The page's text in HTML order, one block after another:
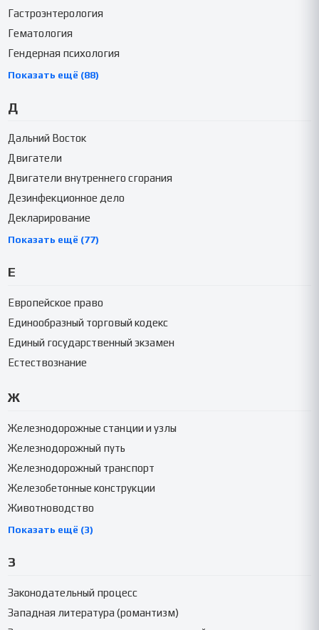
Гастроэнтерология
Гематология
Гендерная психология
Показать ещё (88)
Д
Дальний Восток
Двигатели
Двигатели внутреннего сгорания
Дезинфекционное дело
Декларирование
Показать ещё (77)
Е
Европейское право
Единообразный торговый кодекс
Единый государственный экзамен
Естествознание
Ж
Железнодорожные станции и узлы
Железнодорожный путь
Железнодорожный транспорт
Железобетонные конструкции
Животноводство
Показать ещё (3)
З
Законодательный процесс
Западная литература (романтизм)